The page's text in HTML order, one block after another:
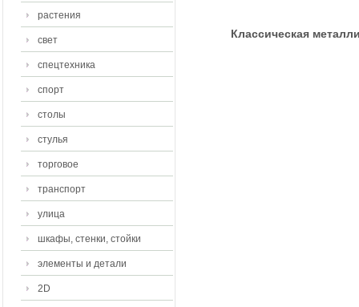
растения
свет
спецтехника
спорт
столы
стулья
торговое
транспорт
улица
шкафы, стенки, стойки
элементы и детали
2D
Классическая